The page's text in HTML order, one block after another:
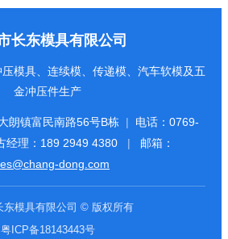
长东模具有限公司
模具、连续模、传递模、汽车软模及五
金冲压件生产
朗镇富民南路56号B栋 | 电话： 0769-
经理： 189 2949 4380 |
邮箱：
dong.com
东模具有限公司 © 版权所有
粤ICP备18143443号